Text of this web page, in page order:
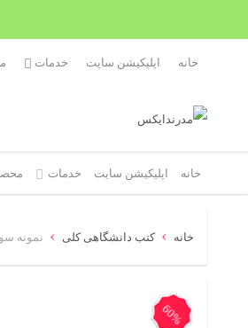
خانه اپلیکیشن سایت خدمات
خانه اپلیکیشن سایت خدمات
خانه › کتب دانشگاهی کلی › نمونه
60%